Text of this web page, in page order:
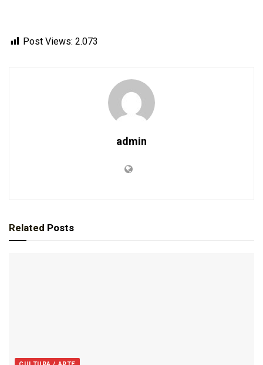
Post Views: 2.073
admin
Related Posts